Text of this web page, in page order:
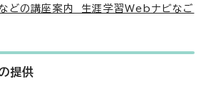
どの講座案内 生涯学習Webナビなご
提供